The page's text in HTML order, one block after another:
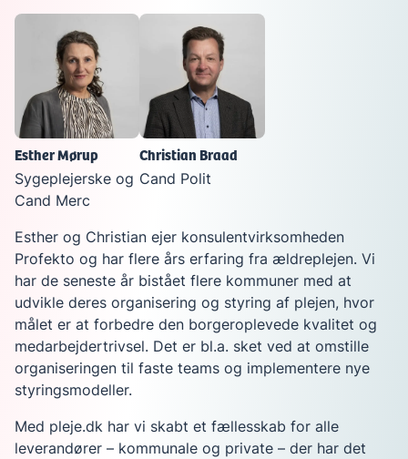
Esther Mørup
Sygeplejerske og
Cand Merc
Christian Braad
Cand Polit
Esther og Christian ejer konsulentvirksomheden
Profekto og har flere års erfaring fra ældreplejen. Vi
har de seneste år bistået flere kommuner med at
udvikle deres organisering og styring af plejen, hvor
målet er at forbedre den borgeroplevede kvalitet og
medarbejdertrivsel. Det er bl.a. sket ved at omstille
organiseringen til faste teams og implementere nye
styringsmodeller.
Med pleje.dk har vi skabt et fællesskab for alle
leverandører – kommunale og private – der har det